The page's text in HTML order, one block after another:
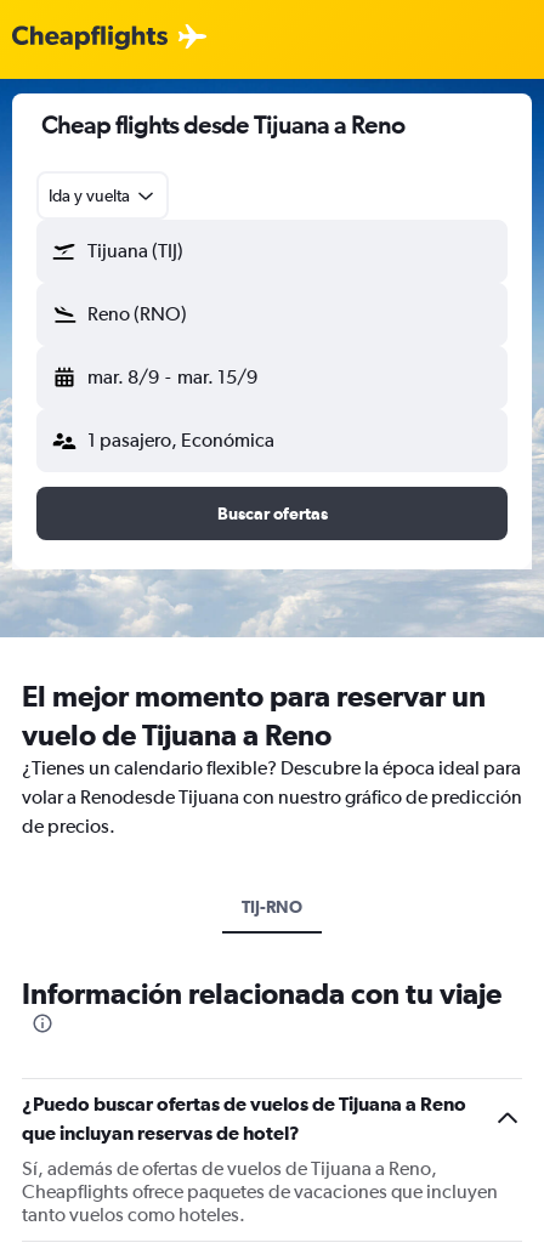
Cheap flights desde Tijuana a Reno
Ida y vuelta
Tijuana (TIJ)
Reno (RNO)
mar. 8/9 - mar. 15/9
1 pasajero, Económica
Buscar ofertas
El mejor momento para reservar un
vuelo de Tijuana a Reno
¿Tienes un calendario flexible? Descubre la época ideal para
volar a Renodesde Tijuana con nuestro gráfico de predicción
de precios.
TIJ-RNO
Información relacionada con tu viaje
¿Puedo buscar ofertas de vuelos de Tijuana a Reno
que incluyan reservas de hotel?
Sí, además de ofertas de vuelos de Tijuana a Reno,
Cheapflights ofrece paquetes de vacaciones que incluyen
tanto vuelos como hoteles.